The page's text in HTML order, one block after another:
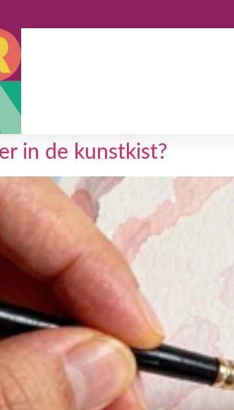
in de kunstkist?